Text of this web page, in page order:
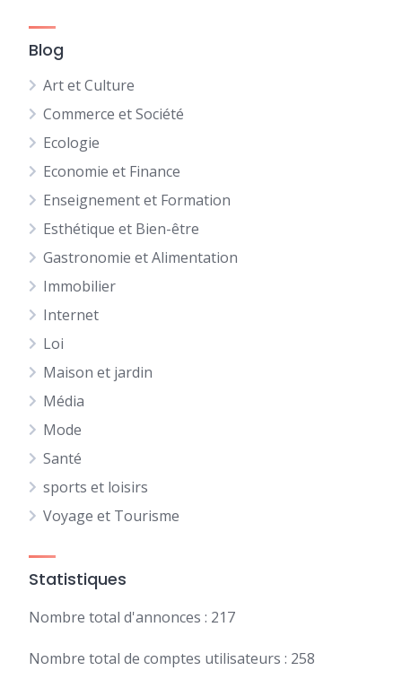
Blog
Art et Culture
Commerce et Société
Ecologie
Economie et Finance
Enseignement et Formation
Esthétique et Bien-être
Gastronomie et Alimentation
Immobilier
Internet
Loi
Maison et jardin
Média
Mode
Santé
sports et loisirs
Voyage et Tourisme
Statistiques
Nombre total d'annonces : 217
Nombre total de comptes utilisateurs : 258